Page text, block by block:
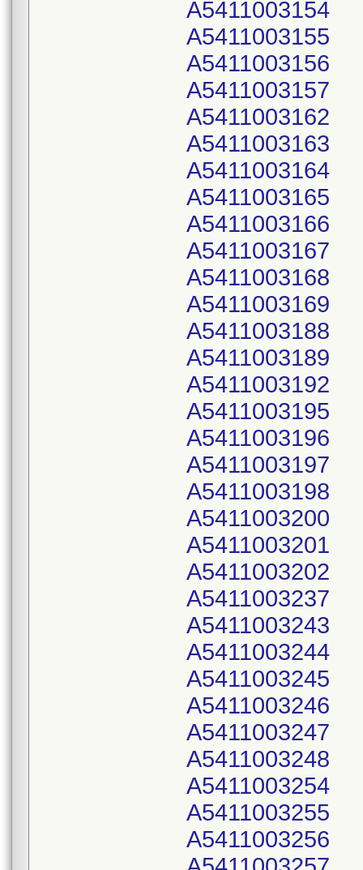
A5411003154
A5411003155
A5411003156
A5411003157
A5411003162
A5411003163
A5411003164
A5411003165
A5411003166
A5411003167
A5411003168
A5411003169
A5411003188
A5411003189
A5411003192
A5411003195
A5411003196
A5411003197
A5411003198
A5411003200
A5411003201
A5411003202
A5411003237
A5411003243
A5411003244
A5411003245
A5411003246
A5411003247
A5411003248
A5411003254
A5411003255
A5411003256